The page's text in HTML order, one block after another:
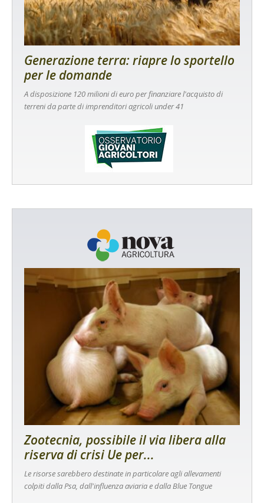
Generazione terra: riapre lo sportello
per le domande
A disposizione 120 milioni di euro per finanziare l'acquisto di
terreni da parte di imprenditori agricoli under 41
Zootecnia, possibile il via libera alla
riserva di crisi Ue per...
Le risorse sarebbero destinate in particolare agli allevamenti
colpiti dalla Psa, dall'influenza aviaria e dalla Blue Tongue